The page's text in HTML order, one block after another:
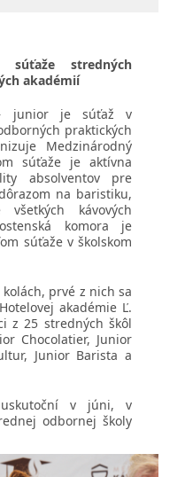
stredných
akadémií
– junior je súťaž v
praktických
Medzinárodný
súťaže je aktívna
absolventov pre
na baristiku,
kávových
komora je
súťaže v školskom
prvé z nich sa
akadémie Ľ.
z 25 stredných škôl
Chocolatier, Junior
Junior Barista a
v júni, v
odbornej školy